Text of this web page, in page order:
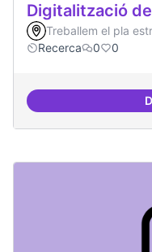
Digitalització
Treballem el pla
Recerca
0 0